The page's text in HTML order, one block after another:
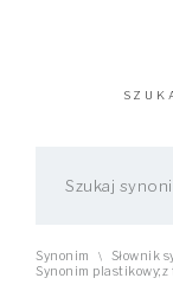
Synonim \ Słownik
Synonim